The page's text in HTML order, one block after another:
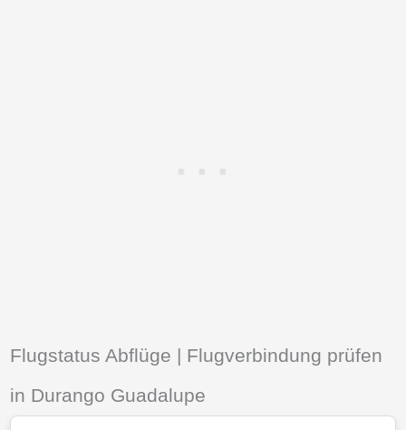
Flugstatus Abflüge | Flugverbindung prüfen
in Durango Guadalupe